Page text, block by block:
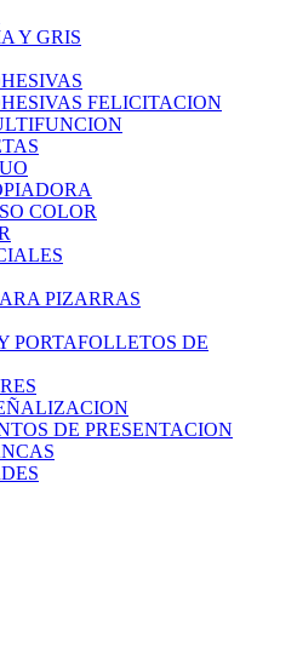
Y GRIS
FELICITACION
COLOR
PIZARRAS
PORTAFOLLETOS DE
DE PRESENTACION